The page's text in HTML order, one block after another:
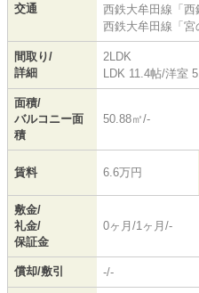
交通
西鉄大牟田線 「西
西鉄大牟田線 「宮
間取り/
詳細
2LDK
LDK 11.4帖/洋室
面積/
バルコニー面
積
50.88㎡/-
賃料 6.6万円
敷金/
礼金/
保証金
0ヶ月/1ヶ月/-
償却/敷引 -/-